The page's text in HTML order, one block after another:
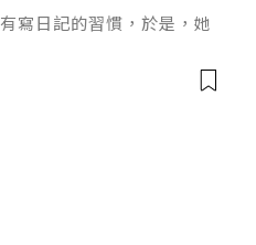
寫日記的習慣，於是，她
是哪件東西；不過，她找
，這一部粉藍色的平板電